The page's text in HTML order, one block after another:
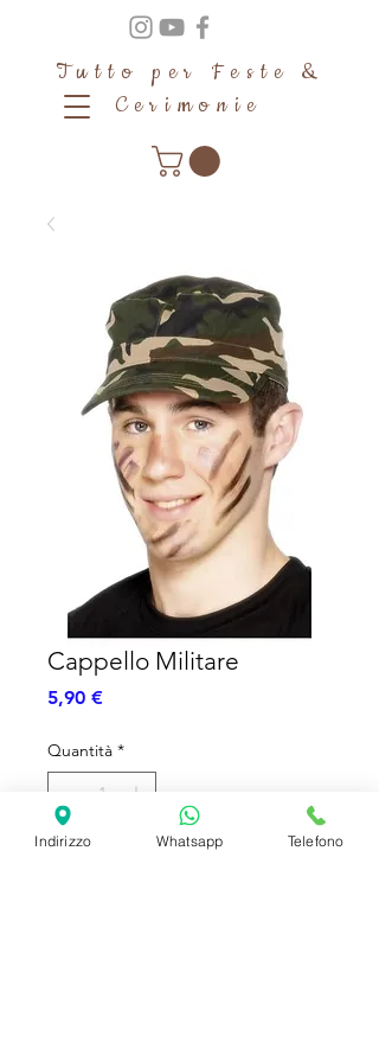
Tutto per Feste &
Cerimonie
Cappello Militare
5,90 €Prezzo
Quantità *
Indirizzo Whatsapp Telefono